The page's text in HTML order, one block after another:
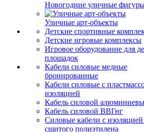
Новогодние уличные
Уличные арт-объекты
Детские спортивные
Детские игровые комплексы
Игровое оборудование для
площадок
Кабели силовые медные
бронированные
Кабели силовые с
изоляцией
Кабель силовой
Кабель силовой ВВГнг
Силовые кабели с изоляцией
сшитого полиэтилена